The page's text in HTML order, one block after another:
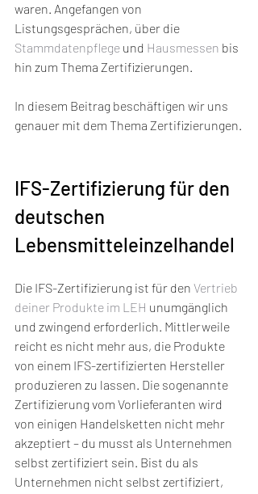
waren. Angefangen von
Listungsgesprächen, über die
Stammdatenpflege und Hausmessen bis
hin zum Thema Zertifizierungen.
In diesem Beitrag beschäftigen wir uns
genauer mit dem Thema Zertifizierungen.
IFS-Zertifizierung für den
deutschen
Lebensmitteleinzelhandel
Die IFS-Zertifizierung ist für den Vertrieb
deiner Produkte im LEH unumgänglich
und zwingend erforderlich. Mittlerweile
reicht es nicht mehr aus, die Produkte
von einem IFS-zertifizierten Hersteller
produzieren zu lassen. Die sogenannte
Zertifizierung vom Vorlieferanten wird
von einigen Handelsketten nicht mehr
akzeptiert – du musst als Unternehmen
selbst zertifiziert sein. Bist du als
Unternehmen nicht selbst zertifiziert,